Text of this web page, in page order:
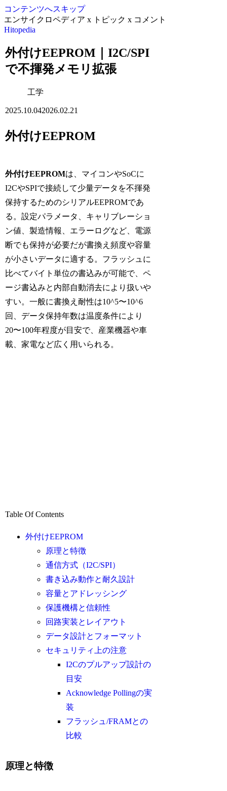
コンテンツへスキップ
エンサイクロペディア x トピック x コメント
Hitopedia
外付けEEPROM｜I2C/SPI
で不揮発メモリ拡張
工学
2025.10.042026.02.21
外付けEEPROM
外付けEEPROMは、マイコンやSoCに
I2CやSPIで接続して少量データを不揮発
保持するためのシリアルEEPROMであ
る。設定パラメータ、キャリブレーショ
ン値、製造情報、エラーログなど、電源
断でも保持が必要だが書換え頻度や容量
が小さいデータに適する。フラッシュに
比べてバイト単位の書込みが可能で、ペ
ージ書込みと内部自動消去により扱いや
すい。一般に書換え耐性は10^5〜10^6
回、データ保持年数は温度条件により
20〜100年程度が目安で、産業機器や車
載、家電など広く用いられる。
Table Of Contents
外付けEEPROM
原理と特徴
通信方式（I2C/SPI）
書き込み動作と耐久設計
容量とアドレッシング
保護機構と信頼性
回路実装とレイアウト
データ設計とフォーマット
セキュリティ上の注意
I2Cのプルアップ設計の
目安
Acknowledge Pollingの実
装
フラッシュ/FRAMとの
比較
原理と特徴